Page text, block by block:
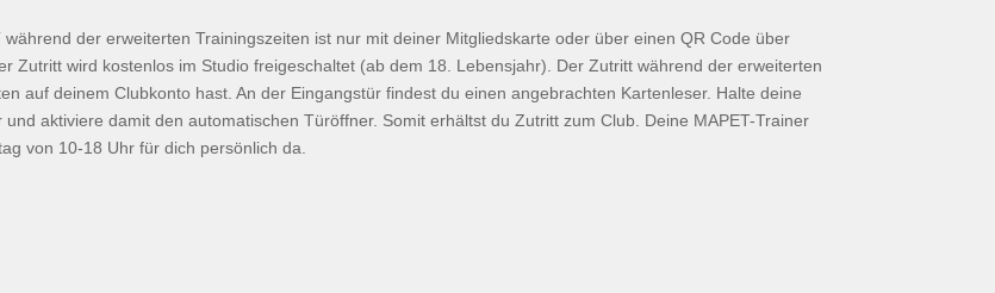
der erweiterten Trainingszeiten ist nur mit deiner Mitgliedskarte oder über einen QR Code über
Zutritt wird kostenlos im Studio freigeschaltet (ab dem 18. Lebensjahr). Der Zutritt während der erweiterten
auf deinem Clubkonto hast. An der Eingangstür findest du einen angebrachten Kartenleser. Halte deine
aktiviere damit den automatischen Türöffner. Somit erhältst du Zutritt zum Club. Deine MAPET-Trainer
von 10-18 Uhr für dich persönlich da.